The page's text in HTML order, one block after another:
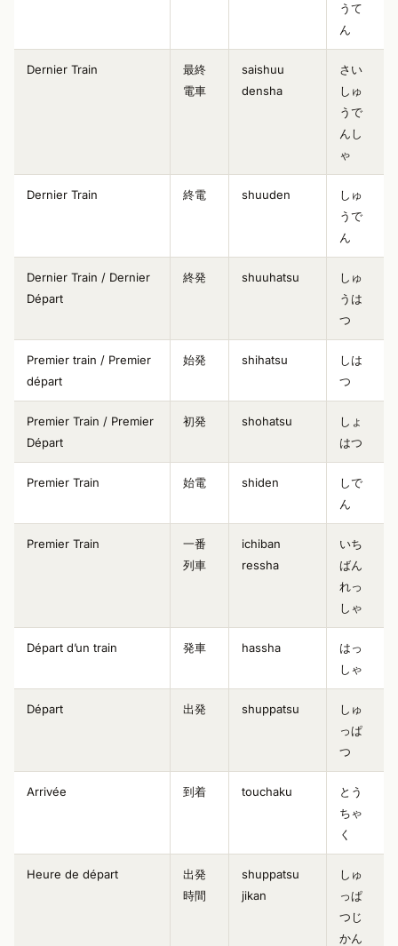
うて
ん
Dernier Train
最終
電車
saishuu
densha
さい
しゅ
うで
んし
ゃ
Dernier Train 終電 shuuden
しゅ
うで
ん
Dernier Train / Dernier
Départ
終発 shuuhatsu
しゅ
うは
つ
Premier train / Premier
départ
始発 shihatsu
しは
つ
Premier Train / Premier
Départ
初発 shohatsu
しょ
はつ
Premier Train 始電 shiden
しで
ん
Premier Train
一番
列車
ichiban
ressha
いち
ばん
れっ
しゃ
Départ d’un train 発車 hassha
はっ
しゃ
Départ 出発 shuppatsu
しゅ
っぱ
つ
Arrivée 到着 touchaku
とう
ちゃ
く
Heure de départ
出発
時間
shuppatsu
jikan
しゅ
っぱ
つじ
かん